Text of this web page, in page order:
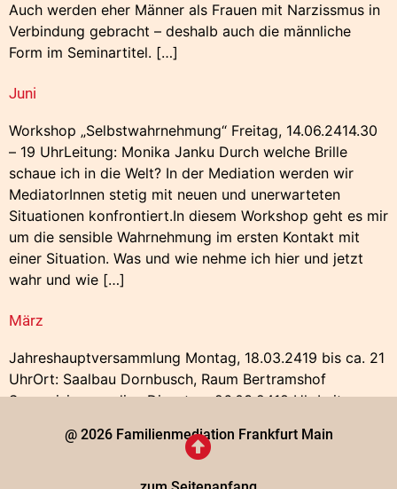
Auch werden eher Männer als Frauen mit Narzissmus in
Verbindung gebracht – deshalb auch die männliche
Form im Seminartitel. […]
Juni
Workshop „Selbstwahrnehmung“ Freitag, 14.06.2414.30
– 19 UhrLeitung: Monika Janku Durch welche Brille
schaue ich in die Welt? In der Mediation werden wir
MediatorInnen stetig mit neuen und unerwarteten
Situationen konfrontiert.In diesem Workshop geht es mir
um die sensible Wahrnehmung im ersten Kontakt mit
einer Situation. Was und wie nehme ich hier und jetzt
wahr und wie […]
März
Jahreshauptversammlung Montag, 18.03.2419 bis ca. 21
UhrOrt: Saalbau Dornbusch, Raum Bertramshof
Supervision – online Dienstag, 26.03.2418 UhrLeitung:
@ 2026 Familienmediation Frankfurt Main